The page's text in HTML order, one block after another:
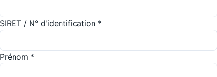
SIRET / N° d'identification *
Prénom *